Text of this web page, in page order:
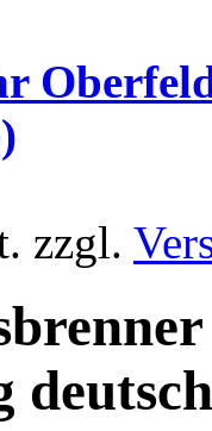
zzgl.